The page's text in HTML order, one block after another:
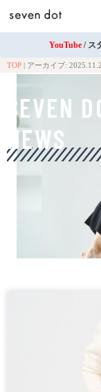
YouTube / ス
TOP アーカイブ:
SEVEN
NEWS